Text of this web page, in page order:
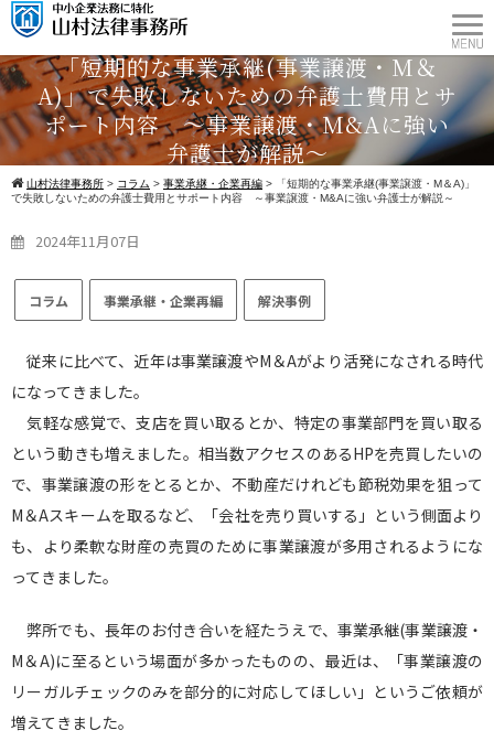
「短期的な事業承継(事業譲渡・M＆
A)」で失敗しないための弁護士費用とサ
ポート内容 ～事業譲渡・M&Aに強い
弁護士が解説～
山村法律事務所 > コラム > 事業承継・企業再編 >
「短期的な事業承継(事業譲渡・M＆A)」
で失敗しないための弁護士費用とサポート内容 ～事業譲渡・M&Aに強い弁護士が解説～
2024年11月07日
コラム 事業承継・企業再編 解決事例
従来に比べて、近年は事業譲渡やM＆Aがより活発になされる時代
になってきました。
気軽な感覚で、支店を買い取るとか、特定の事業部門を買い取る
という動きも増えました。相当数アクセスのあるHPを売買したいの
で、事業譲渡の形をとるとか、不動産だけれども節税効果を狙って
M＆Aスキームを取るなど、「会社を売り買いする」という側面より
も、より柔軟な財産の売買のために事業譲渡が多用されるようにな
ってきました。
弊所でも、長年のお付き合いを経たうえで、事業承継(事業譲渡・
M＆A)に至るという場面が多かったものの、最近は、「事業譲渡の
リーガルチェックのみを部分的に対応してほしい」というご依頼が
増えてきました。